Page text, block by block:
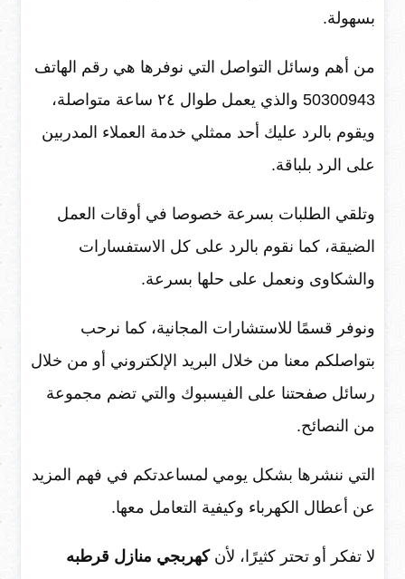
بسهولة.
من أهم وسائل التواصل التي نوفرها هي رقم الهاتف
50300943 والذي يعمل طوال ٢٤ ساعة متواصلة،
ويقوم بالرد عليك أحد ممثلي خدمة العملاء المدربين
على الرد بلباقة.
وتلقي الطلبات بسرعة خصوصا في أوقات العمل
الضيقة، كما نقوم بالرد على كل الاستفسارات
والشكاوى ونعمل على حلها بسرعة.
ونوفر قسمًا للاستشارات المجانية، كما نرحب
بتواصلكم معنا من خلال البريد الإلكتروني أو من خلال
رسائل صفحتنا على الفيسبوك والتي تضم مجموعة
من النصائح.
التي ننشرها بشكل يومي لمساعدتكم في فهم المزيد
عن أعطال الكهرباء وكيفية التعامل معها.
لا تفكر أو تحتر كثيرًا، لأنكهربجي منازل قرطبه